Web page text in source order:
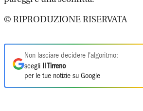
© RIPRODUZIONE RISERVATA
Non lasciare decidere l'algoritmo:
scegli
Il Tirreno
per le tue notizie su Google